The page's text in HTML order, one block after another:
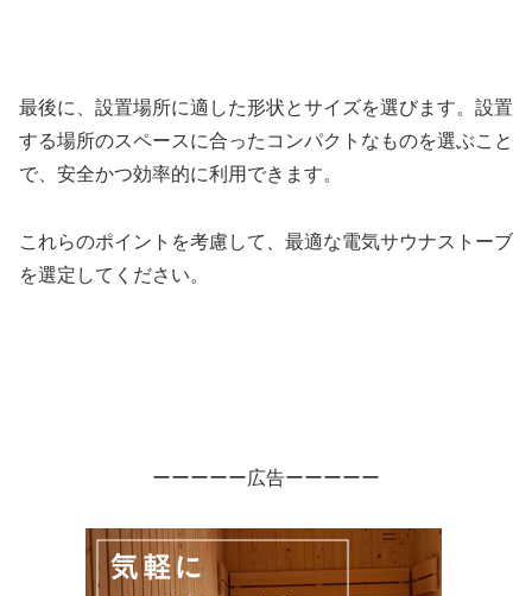
最後に、設置場所に適した形状とサイズを選びます。設置
する場所のスペースに合ったコンパクトなものを選ぶこと
で、安全かつ効率的に利用できます。
これらのポイントを考慮して、最適な電気サウナストーブ
を選定してください。
ーーーーー広告ーーーーー